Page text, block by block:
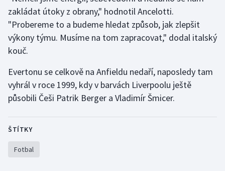
Triatlon
Veslování
Vodní slalom
zakládat útoky z obrany," hodnotil Ancelotti.
"Probereme to a budeme hledat způsob, jak zlepšit
výkony týmu. Musíme na tom zapracovat," dodal italský
kouč.
Evertonu se celkově na Anfieldu nedaří, naposledy tam
vyhrál v roce 1999, kdy v barvách Liverpoolu ještě
působili Češi Patrik Berger a Vladimír Šmicer.
ŠTÍTKY
Fotbal